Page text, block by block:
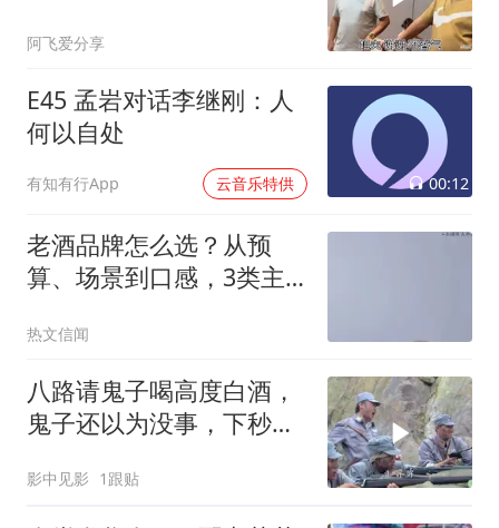
阿飞爱分享
E45 孟岩对话李继刚：人
何以自处
有知有行App 云音乐特供 00:12
老酒品牌怎么选？从预
算、场景到口感，3类主
群解析
热文信闻
八路请鬼子喝高度白酒，
鬼子还以为没事，下秒可
影中见影 1跟贴